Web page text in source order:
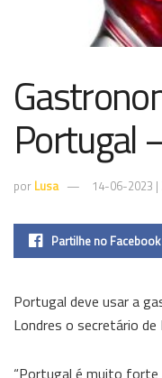
Portugal
por Lusa 14-06-2023 |
Partilhe no Facebook
Portugal deve usar a
Londres o secretário
“Portugal é muito forte